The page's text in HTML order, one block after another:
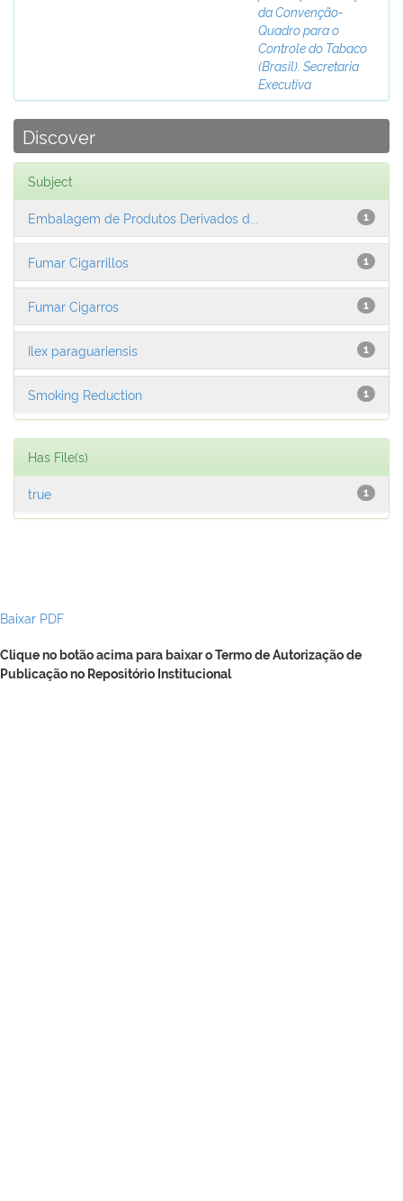
da Convenção-
Quadro para o
Controle do Tabaco
(Brasil). Secretaria
Executiva
Discover
Subject
1
Embalagem de Produtos Derivados d...
1
Fumar Cigarrillos
1
Fumar Cigarros
1
Ilex paraguariensis
1
Smoking Reduction
Has File(s)
1
true
Baixar PDF
Clique no botão acima para baixar o Termo de Autorização de
Publicação no Repositório Institucional